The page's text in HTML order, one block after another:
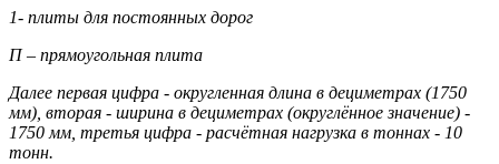
1- плиты для постоянных дорог
П – прямоугольная плита
Далее первая цифра - округленная длина в дециметрах (1750
мм), вторая - ширина в дециметрах (округлённое значение) -
1750 мм, третья цифра - расчётная нагрузка в тоннах - 10
тонн.